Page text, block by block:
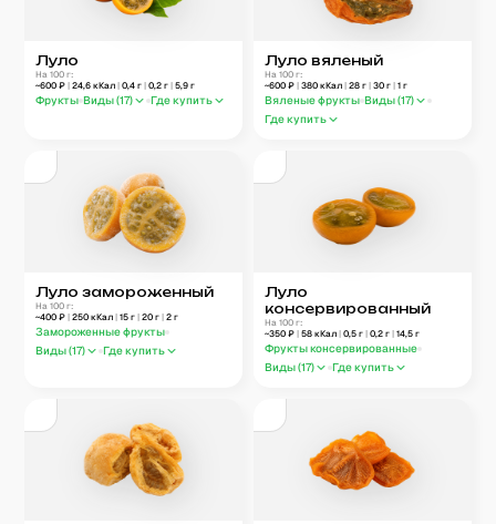
Луло
На 100 г:
~600 ₽| 24,6 кКал| 0,4 г| 0,2 г| 5,9 г
Фрукты Виды (17) Где купить
Луло вяленый
На 100 г:
~600 ₽ | 380 кКал | 28 г | 30 г | 1 г
Вяленые фрукты Виды (17)
Где купить
Луло замороженный
На 100 г:
~400 ₽| 250 кКал| 15 г| 20 г| 2 г
Замороженные фрукты
Виды (17) Где купить
Луло
консервированный
На 100 г:
~350 ₽ | 58 кКал | 0,5 г | 0,2 г | 14,5 г
Фрукты консервированные
Виды (17) Где купить